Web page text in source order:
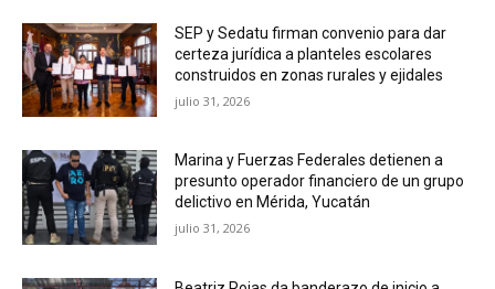
SEP y Sedatu firman convenio para dar
certeza jurídica a planteles escolares
construidos en zonas rurales y ejidales
julio 31, 2026
Marina y Fuerzas Federales detienen a
presunto operador financiero de un grupo
delictivo en Mérida, Yucatán
julio 31, 2026